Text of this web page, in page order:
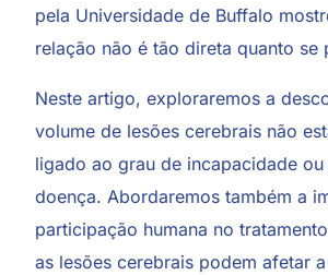
pela Universidade de Buffalo
relação não é tão direta quanto se
Neste artigo, exploraremos a
volume de lesões cerebrais não
ligado ao grau de incapacidade
doença. Abordaremos também a
participação humana no
as lesões cerebrais podem afetar